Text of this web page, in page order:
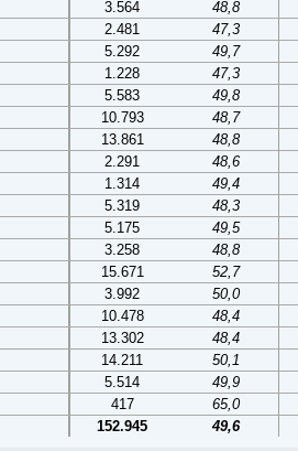
3.564
48,8
2.481
47,3
5.292
49,7
1.228
47,3
5.583
49,8
10.793
48,7
13.861
48,8
2.291
48,6
1.314
49,4
5.319
48,3
5.175
49,5
3.258
48,8
15.671
52,7
3.992
50,0
10.478
48,4
13.302
48,4
14.211
50,1
5.514
49,9
417
65,0
152.945 49,6